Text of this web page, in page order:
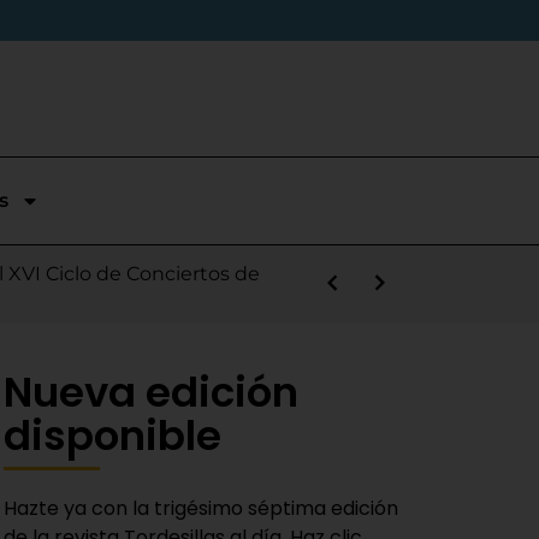
temporada en Segunda
Nieves
Ciclo de Conciertos de
sábado
la salida de Víctor Alonso
Fiestas del Novillo
Bravas y logra un puesto
adaptado a la actualidad»
Nueva edición
disponible
Hazte ya con la trigésimo séptima edición